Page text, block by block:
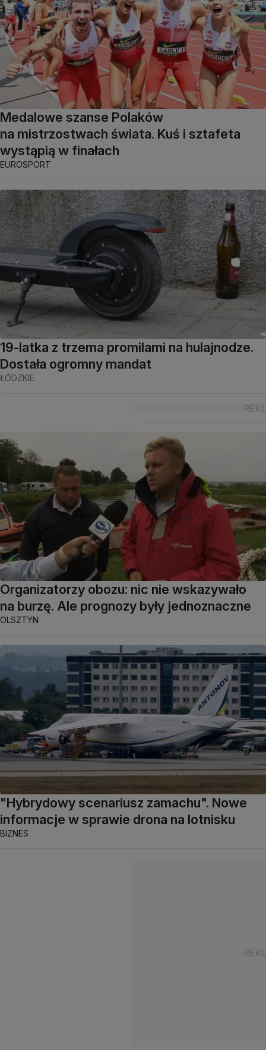
Medalowe szanse Polaków
na mistrzostwach świata. Kuś i sztafeta
wystąpią w finałach
EUROSPORT
19-latka z trzema promilami na hulajnodze.
Dostała ogromny mandat
ŁÓDZKIE
Organizatorzy obozu: nic nie wskazywało
na burzę. Ale prognozy były jednoznaczne
OLSZTYN
"Hybrydowy scenariusz zamachu". Nowe
informacje w sprawie drona na lotnisku
BIZNES